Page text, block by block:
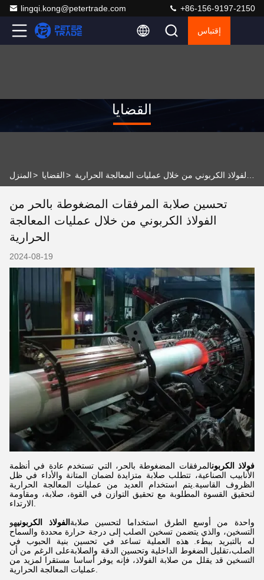
lingqi.kong@petertrade.com +86-156-9197-2150
إقتباس
القضايا
المنزل> القضايا>
تحسين صلابة المرفقات المضغوطة بالحر من
الفولاذ الكربوني من خلال عمليات المعالجة
الحرارية
2024-08-19
فولاذ الكربونالمرفقات المضغوطة بالحر، التي تستخدم عادة في أنظمة
الأنابيب الصناعية، تتطلب صلابة متزايدة لضمان المتانة والأداء في ظل
الظروف القاسية.يتم استخدام العديد من عمليات المعالجة الحرارية
لتحقيق القسوة المطلوبة مع تحقيق التوازن في القوة، صلابة، ومقاومة
واحدة من أوسع الطرق استخداما لتحسين صلابة الفولاذ الكربونيهو
التسخين، والذي يتضمن تسخين الصلب إلى درجة حرارة محددة والسماح
له بالتبريد ببطء. هذه العملية تساعد في تحسين بنية الحبوب في
الصلب،تقليل الضغوط الداخلية وتحسين الدقة والصلابةعلى الرغم من أن
التسخين قد يقلل من صلابة الفولاذ، فإنه يوفر أساسا مستقرا لمزيد من